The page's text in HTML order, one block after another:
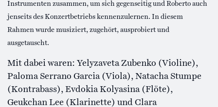
Instrumenten zusammen, um sich gegenseitig und Roberto auch
jenseits des Konzertbetriebs kennenzulernen. In diesem
Rahmen wurde musiziert, zugehört, ausprobiert und
ausgetauscht.
Mit dabei waren: Yelyzaveta Zubenko (Violine),
Paloma Serrano Garcia (Viola), Natacha Stumpe
(Kontrabass), Evdokia Kolyasina (Flöte),
Geukchan Lee (Klarinette) und Clara